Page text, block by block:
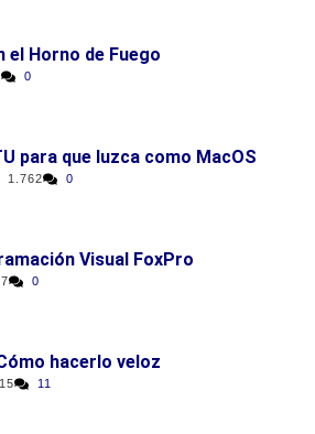
el Horno de Fuego
0
para que luzca como MacOS
1.762 0
Visual FoxPro
0
hacerlo veloz
11